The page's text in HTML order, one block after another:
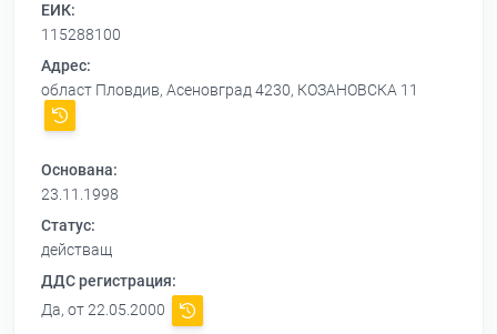
ЕИК:
115288100
Адрес:
област Пловдив, Асеновград 4230, КОЗАНОВСКА 11
Основана:
23.11.1998
Статус:
действащ
ДДС регистрация:
Да, от 22.05.2000